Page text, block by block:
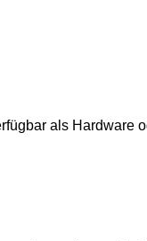
als Hardware